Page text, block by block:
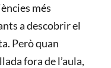
més
a descobrir el
Però quan
fora de l’aula,